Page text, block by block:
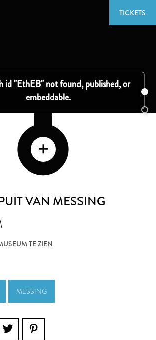
TICKETS
VAN MESSING
TE ZIEN
MESSING